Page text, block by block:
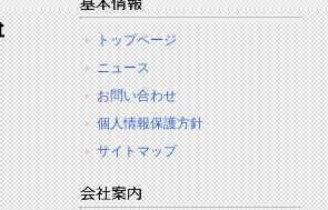
トップページ
ニュース
お問い合わせ
個人情報保護方針
サイトマップ